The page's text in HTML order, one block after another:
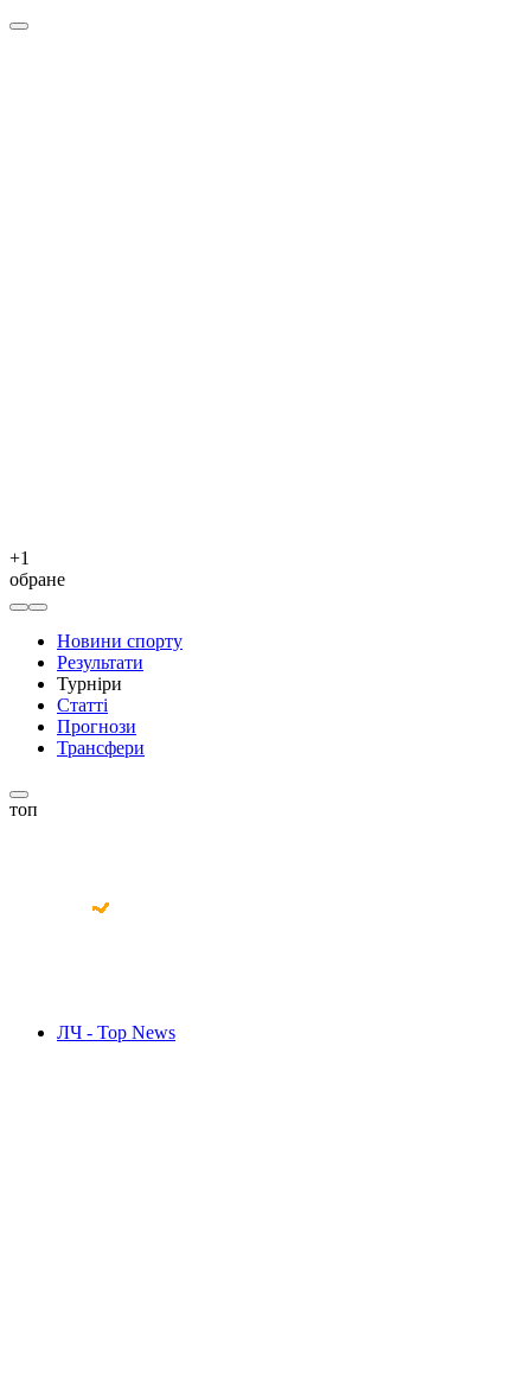
+1
обране
Новини спорту
Результати
Турніри
Статті
Прогнози
Трансфери
топ
ЛЧ - Top News